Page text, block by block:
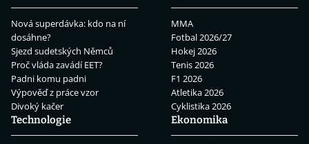
Nová superdávka: kdo na ní
dosáhne?
Sjezd sudetských Němců
Proč vláda zavádí EET?
Padni komu padni
Výpověď z práce vzor
Divoký kačer
MMA
Fotbal 2026/27
Hokej 2026
Tenis 2026
F1 2026
Atletika 2026
Cyklistika 2026
Technologie
Ekonomika